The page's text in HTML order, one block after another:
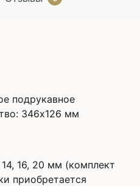
подрукавное
346х126 мм
14, 16, 20 мм (комплект
приобретается